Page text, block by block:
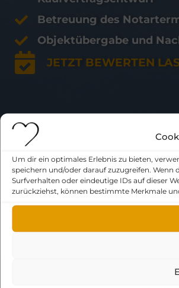
Um dir ein optimales Erlebnis zu bieten,
speichern und/oder darauf zuzugreifen.
Surfverhalten oder eindeutige IDs auf dieser
zurückziehst, können bestimmte Merkmale
Betreuung des
Objektübergabe und
JETZT BEWERTEN
IMMOBILIE VERKAUFEN
IMMOBILIE VERKAUFEN
IMMOBILIE VERKAUFEN
Kontaktieren Sie